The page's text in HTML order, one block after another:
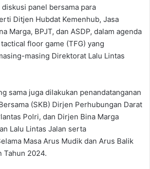
panel bersama para
Ditjen Hubdat Kemenhub, Jasa
Marga, BPJT, dan ASDP, dalam agenda
floor game (TFG) yang
masing Direktorat Lalu Lintas
sama juga dilakukan penandatanganan
(SKB) Dirjen Perhubungan Darat
Polri, dan Dirjen Bina Marga
Lalu Lintas Jalan serta
Masa Arus Mudik dan Arus Balik
Tahun 2024.